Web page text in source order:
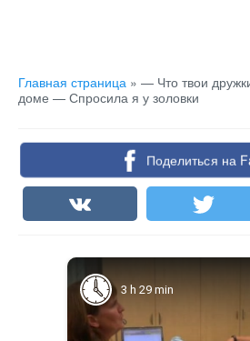
Главная страница » — Что твои
доме — Спросила я у золовки
Поделиться на
3 h 29 min